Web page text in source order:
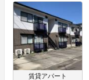
賃貸アパート